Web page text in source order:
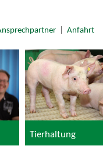
| Anfahrt
Tierhaltung